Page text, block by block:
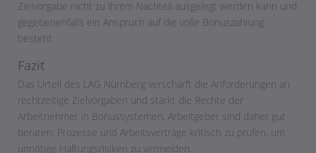
Zielvorgabe nicht zu ihrem Nachteil ausgelegt werden kann und
gegebenenfalls ein Anspruch auf die volle Bonuszahlung
besteht.
Fazit
Das Urteil des LAG Nürnberg verschärft die Anforderungen an
rechtzeitige Zielvorgaben und stärkt die Rechte der
Arbeitnehmer in Bonussystemen. Arbeitgeber sind daher gut
beraten, Prozesse und Arbeitsverträge kritisch zu prüfen, um
unnötige Haftungsrisiken zu vermeiden.